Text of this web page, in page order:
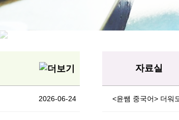
최지현
2026-06-24
자료실
<윤쌤 중국어> 더워